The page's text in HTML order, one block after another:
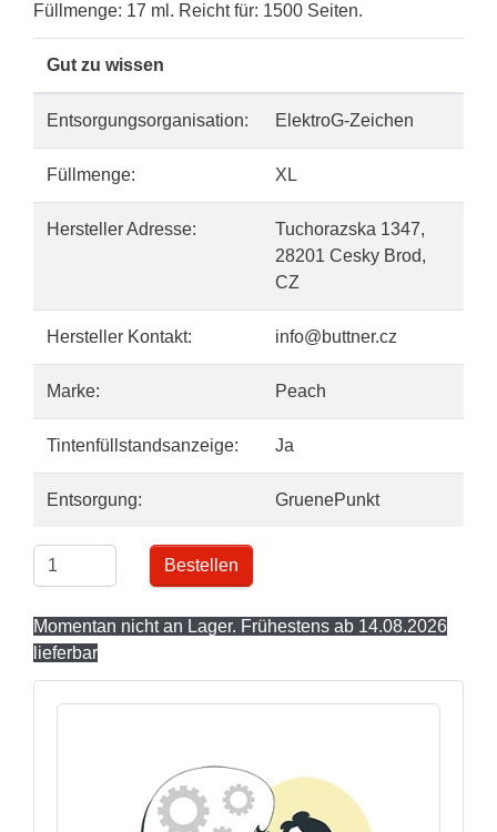
Füllmenge: 17 ml. Reicht für: 1500 Seiten.
Gut zu wissen
Entsorgungsorganisation: ElektroG-Zeichen
Füllmenge: XL
Hersteller Adresse:
Tuchorazska 1347,
28201 Cesky Brod,
CZ
Hersteller Kontakt: info@buttner.cz
Marke: Peach
Tintenfüllstandsanzeige: Ja
Entsorgung: GruenePunkt
Bestellen
Momentan nicht an Lager. Frühestens ab 14.08.2026
lieferbar